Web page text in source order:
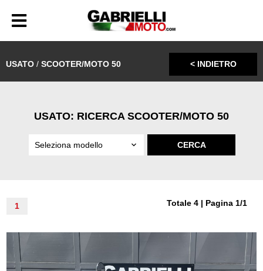
USATO / SCOOTER/MOTO 50 < INDIETRO
USATO: RICERCA SCOOTER/MOTO 50
Totale 4 | Pagina 1/1
1